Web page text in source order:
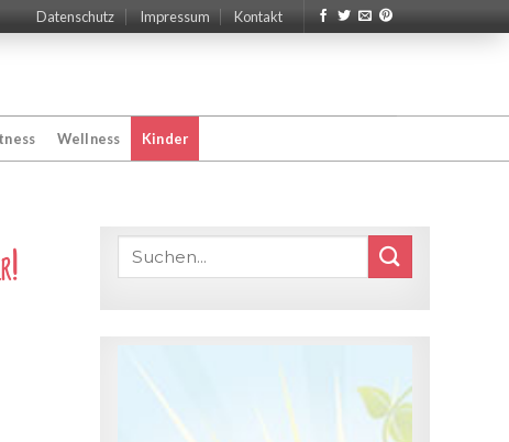
Datenschutz Impressum Kontakt
Wellness Kinder